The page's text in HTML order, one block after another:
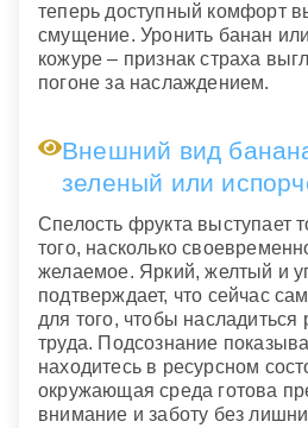
теперь доступный комфорт
смущение. Уронить банан
кожуре – признак страха
погоне за наслаждением.
Внешний вид
зеленый или
Спелость фрукта выступает
того, насколько
желаемое. Яркий, желтый и
подтверждает, что сейчас
для того, чтобы насладиться
труда. Подсознание
находитесь в ресурсном
окружающая среда готова
внимание и заботу без